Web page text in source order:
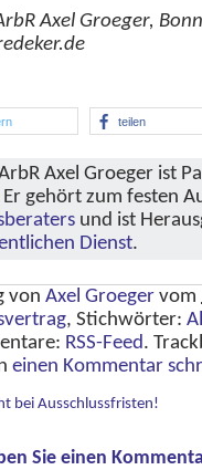
Axel Groeger, Bonn
teilen
Axel Groeger ist
Er gehört zum festen
und ist
Dienst.
von Axel Groeger vom
, Stichwörter:
RSS-Feed.
einen Kommentar
bei Ausschlussfristen!
Sie einen